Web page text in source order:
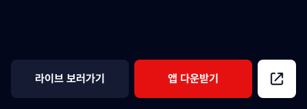
라이브 보러가기 앱 다운받기